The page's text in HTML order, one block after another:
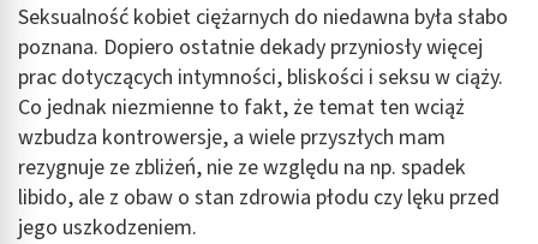
Seksualność kobiet ciężarnych do niedawna była słabo
poznana. Dopiero ostatnie dekady przyniosły więcej
prac dotyczących intymności, bliskości i seksu w ciąży.
Co jednak niezmienne to fakt, że temat ten wciąż
wzbudza kontrowersje, a wiele przyszłych mam
rezygnuje ze zbliżeń, nie ze względu na np. spadek
libido, ale z obaw o stan zdrowia płodu czy lęku przed
jego uszkodzeniem.